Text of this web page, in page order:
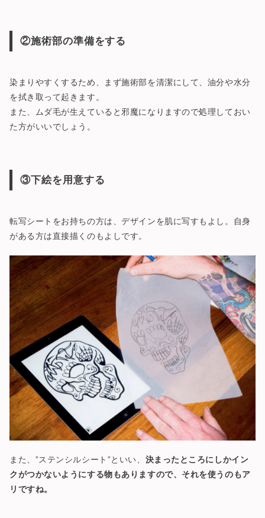
②施術部の準備をする
染まりやすくするため、まず施術部を清潔にして、油分や水分
を拭き取って起きます。
また、ムダ毛が生えていると邪魔になりますので処理しておい
た方がいいでしょう。
③下絵を用意する
転写シートをお持ちの方は、デザインを肌に写すもよし。自身
がある方は直接描くのもよしです。
また、”ステンシルシート”といい、 決まったところにしかイン
クがつかないようにする物もありますので、それを使うのもア
リですね。